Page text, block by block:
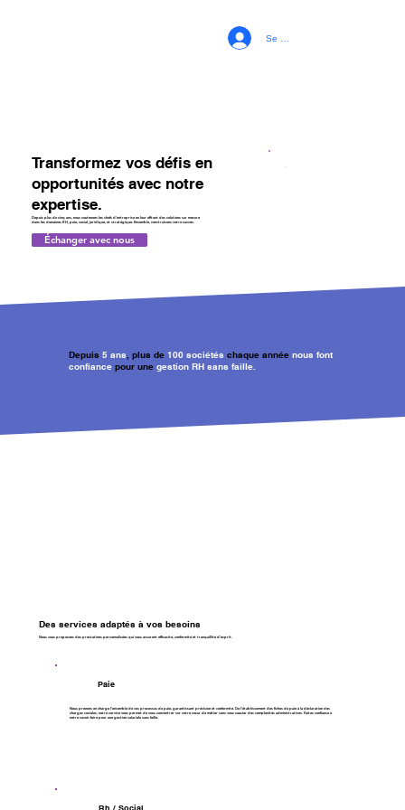
Se connecter
Depuis5 ans , plus de100 sociétés chaque annéenous font
confiance pour unegestion RH sans faille.
Des services adaptés à vos besoins
Nous vous proposons des prestations personnalisées qui vous assurent efficacité, conformité et tranquillité d'esprit.
Paie
Nous prenons en charge l’ensemble de vos processus de paie, garantissant précision et conformité. De l'établissement des fiches de paie à la déclaration des
charges sociales, notre service vous permet de vous concentrer sur votre cœur de métier sans vous soucier des complexités administratives. Faites confiance à
notre savoir-faire pour une gestion salariale sans faille.
Transformez vos défis en
opportunités avec notre
expertise.
Échanger avec nous
Depuis plus de cinq ans, nous soutenons les chefs d'entreprise en leur offrant des solutions sur mesure
dans les domaines RH, paie, social, juridique, et stratégique. Ensemble, construisons votre succès.